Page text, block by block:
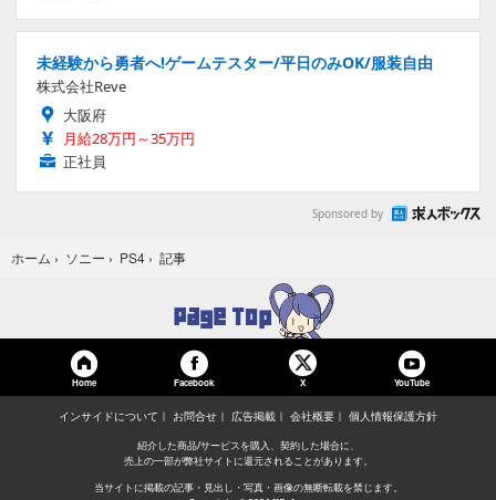
未経験から勇者へ!ゲームテスター/平日のみOK/服装自由
株式会社Reve
大阪府
月給28万円～35万円
正社員
Sponsored by
ホーム › ソニー › PS4 › 記事
Home Facebook X YouTube
インサイドについて お問合せ 広告掲載 会社概要 個人情報保護方針
紹介した商品/サービスを購入、契約した場合に、
売上の一部が弊社サイトに還元されることがあります。
当サイトに掲載の記事・見出し・写真・画像の無断転載を禁じます。